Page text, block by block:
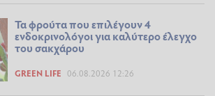
Τα φρούτα που επιλέγουν 4
ενδοκρινολόγοι για καλύτερο έλεγχο
του σακχάρου
GREEN LIFE 06.08.2026 12:26